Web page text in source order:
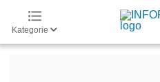
Kategorie